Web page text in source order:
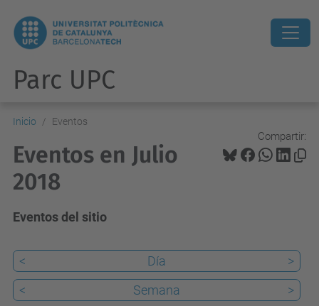
Parc UPC
Inicio Eventos
Compartir:
Eventos en Julio
2018
Eventos del sitio
< Día
>
<
Semana
>